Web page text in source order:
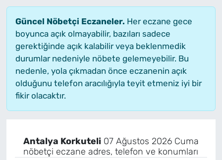
Güncel Nöbetçi Eczaneler. Her eczane gece
boyunca açık olmayabilir, bazıları sadece
gerektiğinde açık kalabilir veya beklenmedik
durumlar nedeniyle nöbete gelemeyebilir. Bu
nedenle, yola çıkmadan önce eczanenin açık
olduğunu telefon aracılığıyla teyit etmeniz iyi bir
fikir olacaktır.
Antalya Korkuteli 07 Ağustos 2026 Cuma
nöbetçi eczane adres, telefon ve konumları